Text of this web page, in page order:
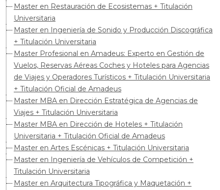
Master en Restauración de Ecosistemas + Titulación
Universitaria
Master en Ingeniería de Sonido y Producción Discográfica
+ Titulación Universitaria
Master Profesional en Amadeus: Experto en Gestión de
Vuelos, Reservas Aéreas Coches y Hoteles para Agencias
de Viajes y Operadores Turísticos + Titulación Universitaria
+ Titulación Oficial de Amadeus
Master MBA en Dirección Estratégica de Agencias de
Viajes + Titulación Universitaria
Master MBA en Dirección de Hoteles + Titulación
Universitaria + Titulación Oficial de Amadeus
Master en Artes Escénicas + Titulación Universitaria
Master en Ingeniería de Vehículos de Competición +
Titulación Universitaria
Master en Arquitectura Tipográfica y Maquetación +